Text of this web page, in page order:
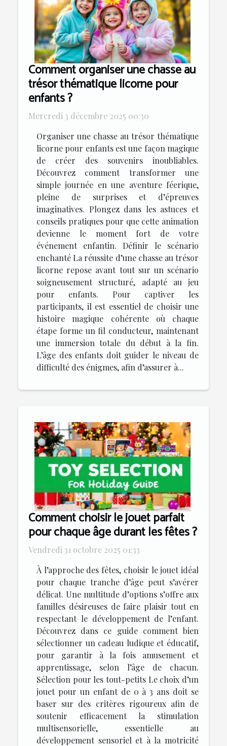
Comment organiser une chasse au
trésor thématique licorne pour
enfants ?
Mercredi 3 décembre 2025 00:30
Organiser une chasse au trésor thématique
licorne pour enfants est une façon magique
de créer des souvenirs inoubliables.
Découvrez comment transformer une
simple journée en une aventure féerique,
pleine de surprises et d’épreuves
imaginatives. Plongez dans les astuces et
conseils pratiques pour que cette animation
devienne le moment fort de votre
événement enfantin. Définir le scénario
enchanté La réussite d’une chasse au trésor
licorne repose avant tout sur un scénario
soigneusement structuré, adapté au jeu
pour enfants. Pour captiver les
participants, il est essentiel de choisir une
histoire magique cohérente où chaque
étape forme un fil conducteur, maintenant
une immersion totale du début à la fin.
L’âge des enfants doit guider le niveau de
difficulté des énigmes, afin d’assurer à...
Comment choisir le jouet parfait
pour chaque âge durant les fêtes ?
Vendredi 31 octobre 2025 01:33
À l’approche des fêtes, choisir le jouet idéal
pour chaque tranche d’âge peut s’avérer
délicat. Une multitude d’options s’offre aux
familles désireuses de faire plaisir tout en
respectant le développement de l’enfant.
Découvrez dans ce guide comment bien
sélectionner un cadeau ludique et éducatif,
pour garantir à la fois amusement et
apprentissage, selon l’âge de chacun.
Sélection pour les tout-petits Le choix d’un
jouet pour un enfant de 0 à 3 ans doit se
baser sur des critères rigoureux afin de
soutenir efficacement la stimulation
multisensorielle, essentielle au
développement sensoriel et à la motricité